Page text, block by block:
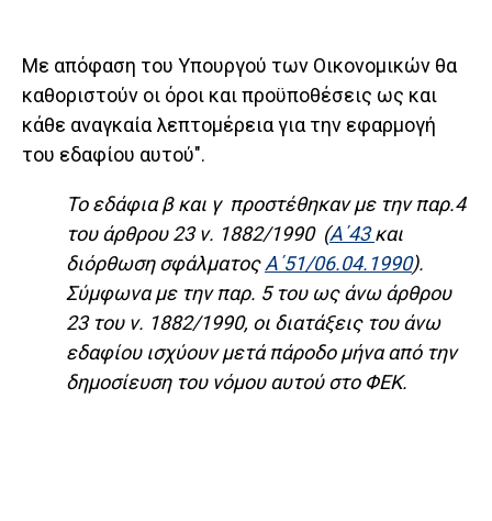
Με απόφαση του Υπουργού των Οικονομικών θα
καθοριστούν οι όροι και προϋποθέσεις ως και
κάθε αναγκαία λεπτομέρεια για την εφαρμογή
του εδαφίου αυτού".
Το εδάφια β και γ προστέθηκαν με την παρ.4
του άρθρου 23 ν. 1882/1990 (Α΄43και
διόρθωση σφάλματοςΑ΄51/06.04.1990).
Σύμφωνα με την παρ. 5 του ως άνω άρθρου
23 του ν. 1882/1990, οι διατάξεις του άνω
εδαφίου ισχύουν μετά πάροδο μήνα από την
δημοσίευση του νόμου αυτού στο ΦΕΚ.